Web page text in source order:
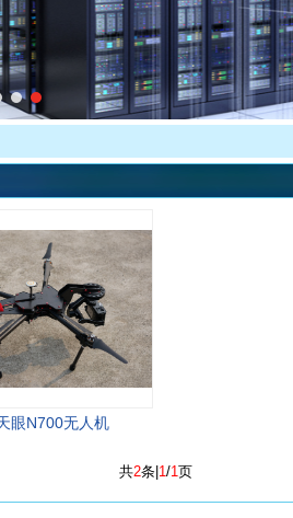
眼N700无人机
共2条| 1/1页